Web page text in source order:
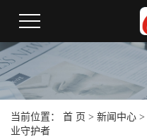
当前位置： 首 页 > 新闻中心 >
业守护者